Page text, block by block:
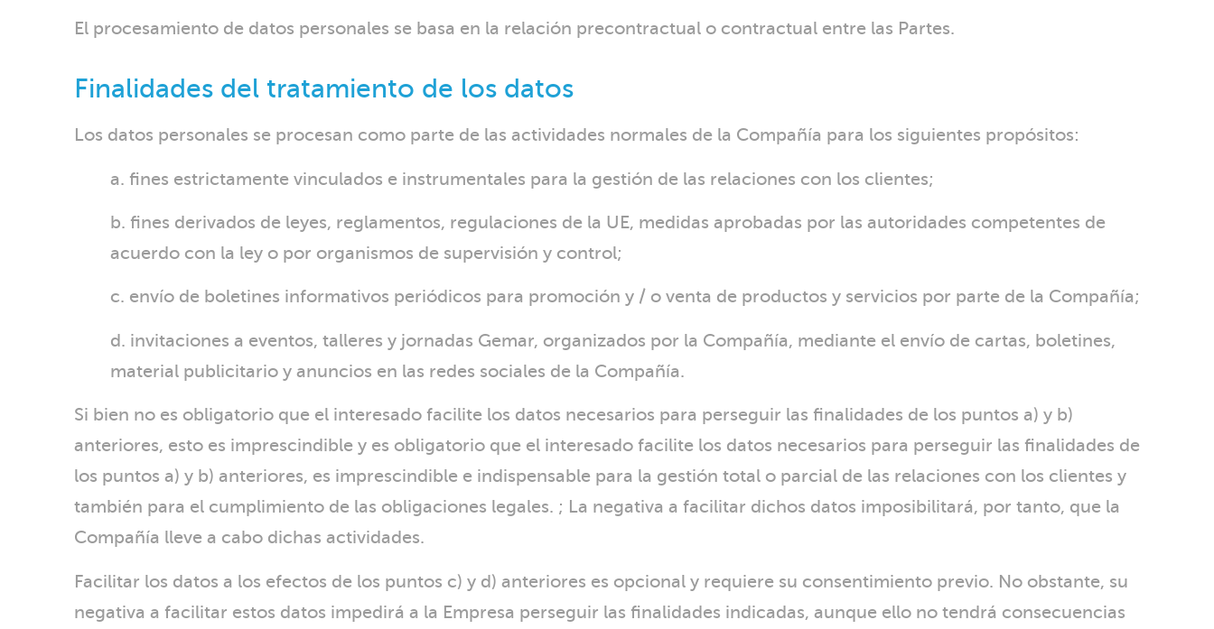
El procesamiento de datos personales se basa en la relación precontractual o contractual entre las Partes.
Finalidades del tratamiento de los datos
Los datos personales se procesan como parte de las actividades normales de la Compañía para los siguientes propósitos:
a. fines estrictamente vinculados e instrumentales para la gestión de las relaciones con los clientes;
b. fines derivados de leyes, reglamentos, regulaciones de la UE, medidas aprobadas por las autoridades competentes de
acuerdo con la ley o por organismos de supervisión y control;
c. envío de boletines informativos periódicos para promoción y / o venta de productos y servicios por parte de la Compañía;
d. invitaciones a eventos, talleres y jornadas Gemar, organizados por la Compañía, mediante el envío de cartas, boletines,
material publicitario y anuncios en las redes sociales de la Compañía.
Si bien no es obligatorio que el interesado facilite los datos necesarios para perseguir las finalidades de los puntos a) y b)
anteriores, esto es imprescindible y es obligatorio que el interesado facilite los datos necesarios para perseguir las finalidades de
los puntos a) y b) anteriores, es imprescindible e indispensable para la gestión total o parcial de las relaciones con los clientes y
también para el cumplimiento de las obligaciones legales. ; La negativa a facilitar dichos datos imposibilitará, por tanto, que la
Compañía lleve a cabo dichas actividades.
Facilitar los datos a los efectos de los puntos c) y d) anteriores es opcional y requiere su consentimiento previo. No obstante, su
negativa a facilitar estos datos impedirá a la Empresa perseguir las finalidades indicadas, aunque ello no tendrá consecuencias